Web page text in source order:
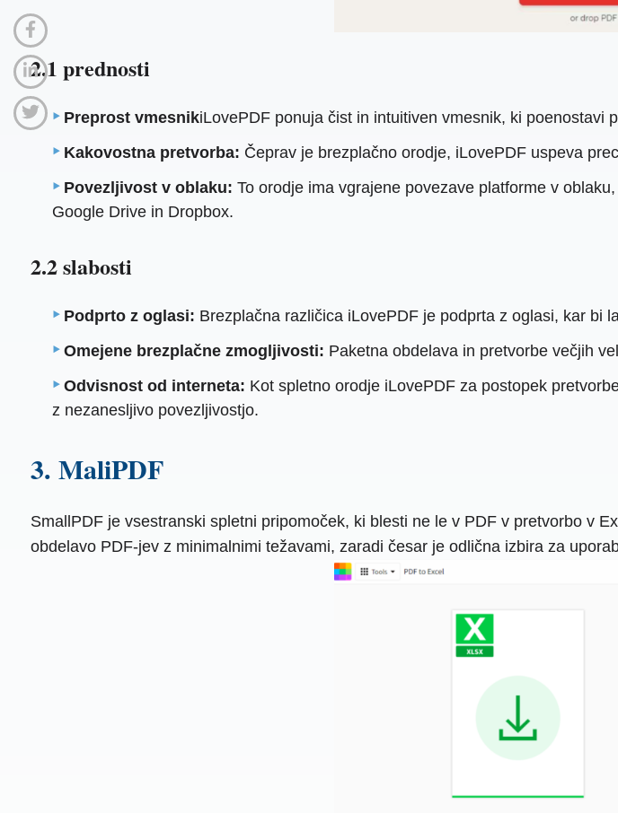
2.1 prednosti
Preprost vmesnikiLovePDF ponuja čist in intuitiven vmesnik, ki poenostavi
Kakovostna pretvorba: Čeprav je brezplačno orodje, iLovePDF uspeva
Povezljivost v oblaku: To orodje ima vgrajene povezave platforme v
Google Drive in Dropbox.
2.2 slabosti
Podprto z oglasi: Brezplačna različica iLovePDF je podprta z oglasi, kar bi
Omejene brezplačne zmogljivosti: Paketna obdelava in pretvorbe večjih
Odvisnost od interneta: Kot spletno orodje iLovePDF za postopek
z nezanesljivo povezljivostjo.
3. MaliPDF
SmallPDF je vsestranski spletni pripomoček, ki blesti ne le v PDF v pretvorbo v
obdelavo PDF-jev z minimalnimi težavami, zaradi česar je odlična izbira za